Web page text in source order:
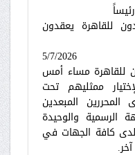
للقاهرة يعقدون
5/7/2026
للقاهرة مساء أمس
ممثليهم تحت
المبعدين
الرسمية والوحيدة
كافة الجهات في